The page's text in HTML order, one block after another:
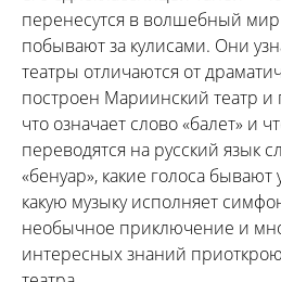
перенесутся в волшебный
побывают за кулисами. Они
театры отличаются от
построен Мариинский театр и
что означает слово «балет» и
переводятся на русский язык
«бенуар», какие голоса
какую музыку исполняет
необычное приключение и
интересных знаний